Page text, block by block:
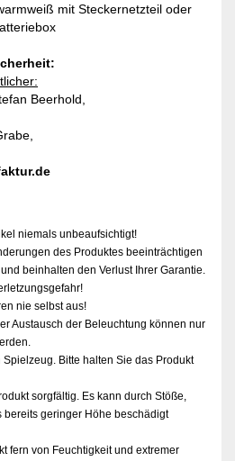
mit Steckernetzteil oder
Beerhold,
niemals unbeaufsichtigt!
des Produktes beeinträchtigen
beinhalten den Verlust Ihrer Garantie.
nie selbst aus!
Austausch der Beleuchtung können nur
Spielzeug. Bitte halten Sie das Produkt
sorgfältig. Es kann durch Stöße,
bereits geringer Höhe beschädigt
fern von Feuchtigkeit und extremer